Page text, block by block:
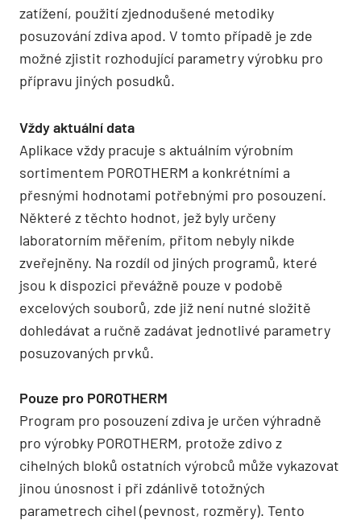
zatížení, použití zjednodušené metodiky
posuzování zdiva apod. V tomto případě je zde
možné zjistit rozhodující parametry výrobku pro
přípravu jiných posudků.
Vždy aktuální data
Aplikace vždy pracuje s aktuálním výrobním
sortimentem POROTHERM a konkrétními a
přesnými hodnotami potřebnými pro posouzení.
Některé z těchto hodnot, jež byly určeny
laboratorním měřením, přitom nebyly nikde
zveřejněny. Na rozdíl od jiných programů, které
jsou k dispozici převážně pouze v podobě
excelových souborů, zde již není nutné složitě
dohledávat a ručně zadávat jednotlivé parametry
posuzovaných prvků.
Pouze pro POROTHERM
Program pro posouzení zdiva je určen výhradně
pro výrobky POROTHERM, protože zdivo z
cihelných bloků ostatních výrobců může vykazovat
jinou únosnost i při zdánlivě totožných
parametrech cihel (pevnost, rozměry). Tento